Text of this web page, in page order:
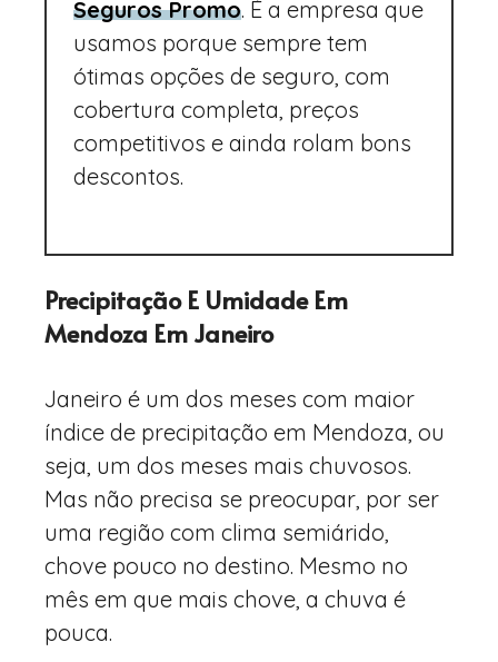
Seguros Promo. É a empresa que
usamos porque sempre tem
ótimas opções de seguro, com
cobertura completa, preços
competitivos e ainda rolam bons
descontos.
Precipitação E Umidade Em
Mendoza Em Janeiro
Janeiro é um dos meses com maior
índice de precipitação em Mendoza, ou
seja, um dos meses mais chuvosos.
Mas não precisa se preocupar, por ser
uma região com clima semiárido,
chove pouco no destino. Mesmo no
mês em que mais chove, a chuva é
pouca.